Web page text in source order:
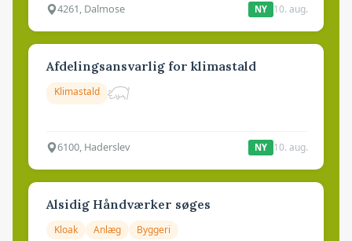
4261, Dalmose NY 10. aug.
Afdelingsansvarlig for klimastald
Klimastald
6100, Haderslev NY 10. aug.
Alsidig Håndværker søges
Kloak Anlæg Byggeri